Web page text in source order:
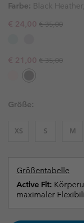
Farbe: Black
Sale price:
€ 24,00 Regular price:
€ 35,00
Sale price:
€ 21,00 Regular price:
€ 35,00
Größe:
XS S M
Größentabelle
Active Fit:
maximaler